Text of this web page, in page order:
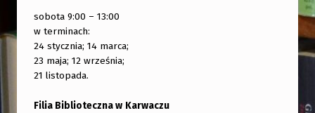
sobota 9:00 – 13:00
w terminach:
24 stycznia; 14 marca;
23 maja; 12 września;
21 listopada.
Filia Biblioteczna w Karwaczu